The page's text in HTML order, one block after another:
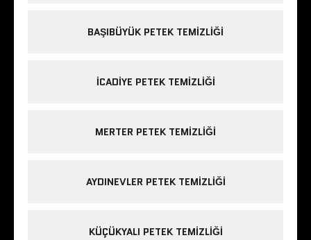
BAŞIBÜYÜK PETEK TEMIZLIĞI
ICADIYE PETEK TEMIZLIĞI
MERTER PETEK TEMIZLIĞI
AYDINEVLER PETEK TEMIZLIĞI
KÜÇÜKYALI PETEK TEMIZLIĞI